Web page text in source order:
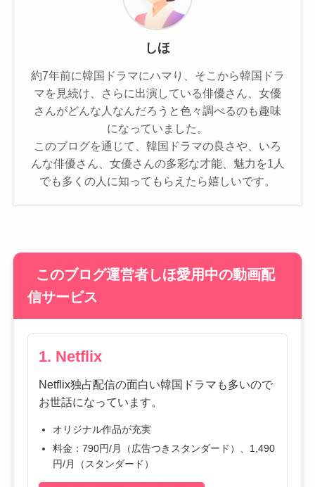
しほ
約7年前に韓国ドラマにハマり、そこから韓国ドラ
マを見続け、さらに出演している俳優さん、女優
さんがどんな人なんだろうと色々調べるのも趣味
になっていました。
このブログを通じて、韓国ドラマの良さや、いろ
んな俳優さん、女優さんの多彩な才能、魅力を1人
でも多くの人に知ってもらえたら嬉しいです。
このブログ運営者しほ愛用中の動画配
信サービス
1. Netflix
Netflix独占配信の面白い韓国ドラマも多いので
お世話になっています。
オリジナル作品が充実
料金：790円/月（広告つきスタンダード）、1,490
円/月（スタンダード）